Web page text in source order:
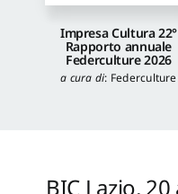
Impresa Cultura 22°
Rapporto annuale
Federculture 2026
a cura di: Federculture
BIC Lazio,